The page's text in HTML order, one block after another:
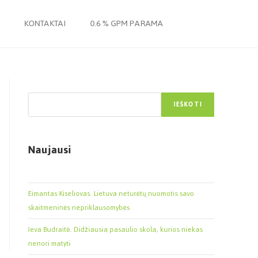
KONTAKTAI 0.6 % GPM PARAMA
IEŠKOTI
Naujausi
Eimantas Kiseliovas. Lietuva neturėtų nuomotis savo
skaitmeninės nepriklausomybės
Ieva Budraitė. Didžiausia pasaulio skola, kurios niekas
nenori matyti